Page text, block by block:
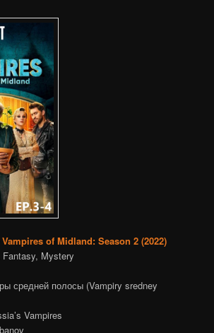
of Midland: Season 2 (2022)
Fantasy, Mystery
средней полосы (Vampiry sredney
Vampires